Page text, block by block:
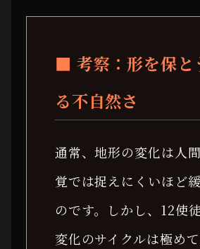
■ 考察：形を保と
る不自然さ
通常、地形の変化は人
覚では捉えにくいほど
のです。しかし、12使
変化のサイクルは極め